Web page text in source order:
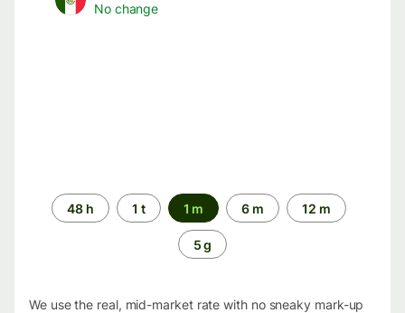
No change
Time
period
48 h 1 t 1 m 6 m 12 m
5 g
We use the real, mid-market rate with no sneaky mark-up